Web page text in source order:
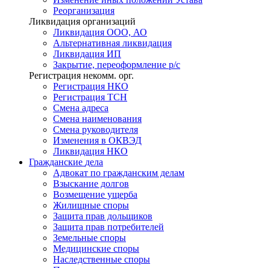
Реорганизация
Ликвидация организаций
Ликвидация ООО, АО
Альтернативная ликвидация
Ликвидация ИП
Закрытие, переоформление р/с
Регистрация некомм. орг.
Регистрация НКО
Регистрация ТСН
Смена адреса
Смена наименования
Смена руководителя
Изменения в ОКВЭД
Ликвидация НКО
Гражданские дела
Адвокат по гражданским делам
Взыскание долгов
Возмещение ущерба
Жилищные споры
Защита прав дольщиков
Защита прав потребителей
Земельные споры
Медицинские споры
Наследственные споры